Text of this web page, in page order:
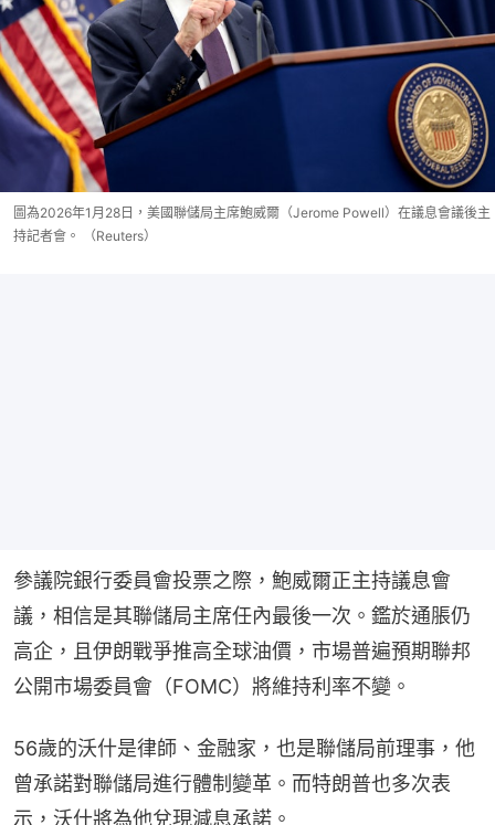
圖為2026年1月28日，美國聯儲局主席鮑威爾（Jerome Powell）在議息會議後主
持記者會。 （Reuters）
參議院銀行委員會投票之際，鮑威爾正主持議息會
議，相信是其聯儲局主席任內最後一次。鑑於通脹仍
高企，且伊朗戰爭推高全球油價，市場普遍預期聯邦
公開市場委員會（FOMC）將維持利率不變。
56歲的沃什是律師、金融家，也是聯儲局前理事，他
曾承諾對聯儲局進行體制變革。而特朗普也多次表
示，沃什將為他兌現減息承諾。